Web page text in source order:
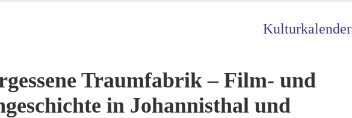
Kulturkalender
Traumfabrik – Film- und
in Johannisthal und